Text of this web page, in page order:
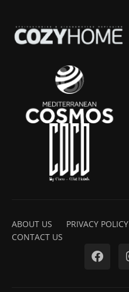
ABOUT US PRIVACY POLICY
CONTACT US